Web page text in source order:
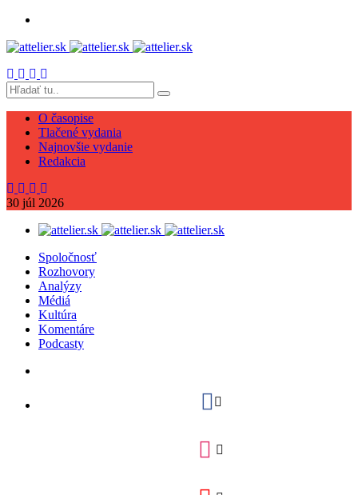
O časopise
Tlačené vydania
Najnovšie vydanie
Redakcia
30 júl 2026
Spoločnosť
Rozhovory
Analýzy
Médiá
Kultúra
Komentáre
Podcasty